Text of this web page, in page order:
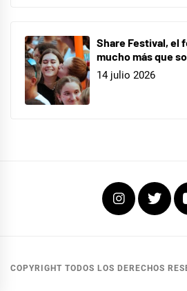
Share Festival, el
mucho más que
14 julio 2026
InstagramTwitter
COPYRIGHT TODOS LOS DERECHOS